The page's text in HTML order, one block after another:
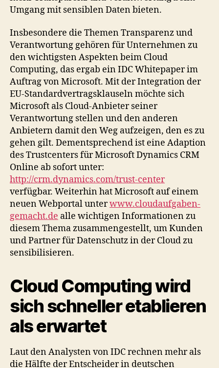
Umgang mit sensiblen Daten bieten.
Insbesondere die Themen Transparenz und
Verantwortung gehören für Unternehmen zu
den wichtigsten Aspekten beim Cloud
Computing, das ergab ein IDC Whitepaper im
Auftrag von Microsoft. Mit der Integration der
EU-Standardvertragsklauseln möchte sich
Microsoft als Cloud-Anbieter seiner
Verantwortung stellen und den anderen
Anbietern damit den Weg aufzeigen, den es zu
gehen gilt. Dementsprechend ist eine Adaption
des Trustcenters für Microsoft Dynamics CRM
Online ab sofort unter:
http://crm.dynamics.com/trust-center
verfügbar. Weiterhin hat Microsoft auf einem
neuen Webportal unterwww.cloudaufgaben-
gemacht.de alle wichtigen Informationen zu
diesem Thema zusammengestellt, um Kunden
und Partner für Datenschutz in der Cloud zu
sensibilisieren.
Cloud Computing wird
sich schneller etablieren
als erwartet
Laut den Analysten von IDC rechnen mehr als
die Hälfte der Entscheider in deutschen